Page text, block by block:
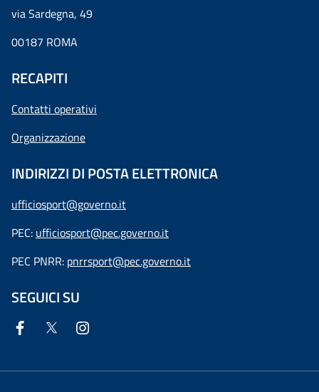
via Sardegna, 49
00187 ROMA
RECAPITI
Contatti operativi
Organizzazione
INDIRIZZI DI POSTA ELETTRONICA
ufficiosport@governo.it
PEC: ufficiosport@pec.governo.it
PEC PNRR: pnrrsport@pec.governo.it
SEGUICI SU